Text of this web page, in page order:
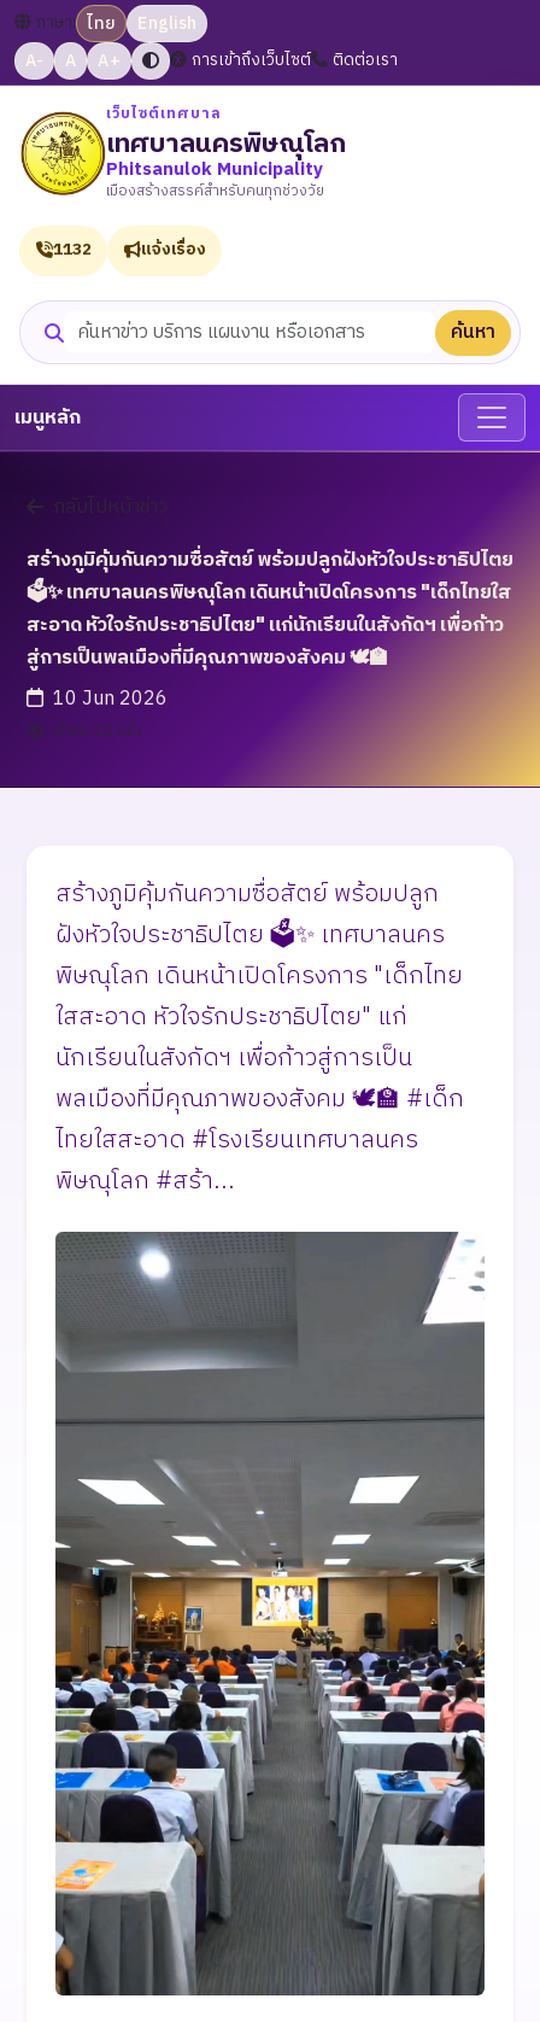
ภาษา: ไทย
English
A-
A A+ การเข้าถึงเว็บไซต์ ติดต่อเรา
เว็บไซต์เทศบาล
เทศบาลนครพิษณุโลก
Phitsanulok Municipality
เมืองสร้างสรรค์สำหรับคนทุกช่วงวัย
ค้นหาเว็บไซต์ ค้นหา
1132 แจ้งเรื่อง
เมนูหลัก
กลับไปหน้าข่าว
สร้างภูมิคุ้มกันความซื่อสัตย์ พร้อมปลูกฝังหัวใจประชาธิปไตย
🗳️✨ เทศบาลนครพิษณุโลก เดินหน้าเปิดโครงการ "เด็กไทยใส
สะอาด หัวใจรักประชาธิปไตย" แก่นักเรียนในสังกัดฯ เพื่อก้าว
สู่การเป็นพลเมืองที่มีคุณภาพของสังคม 🕊️🏫
10 Jun 2026
เข้าชม 22 ครั้ง
สร้างภูมิคุ้มกันความซื่อสัตย์ พร้อมปลูก
ฝังหัวใจประชาธิปไตย 🗳️✨ เทศบาลนคร
พิษณุโลก เดินหน้าเปิดโครงการ "เด็กไทย
ใสสะอาด หัวใจรักประชาธิปไตย" แก่
นักเรียนในสังกัดฯ เพื่อก้าวสู่การเป็น
พลเมืองที่มีคุณภาพของสังคม 🕊️🏫 #เด็ก
ไทยใสสะอาด #โรงเรียนเทศบาลนคร
พิษณุโลก #สร้า...